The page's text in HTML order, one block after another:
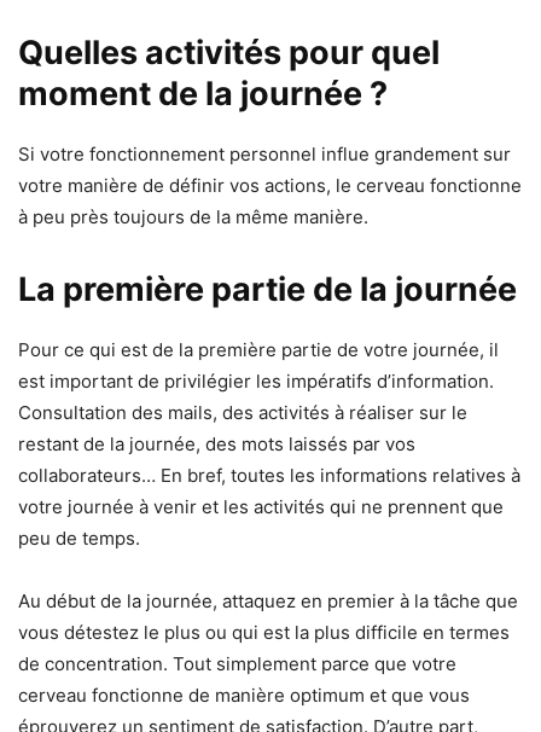
Quelles activités pour quel
moment de la journée ?
Si votre fonctionnement personnel influe grandement sur
votre manière de définir vos actions, le cerveau fonctionne
à peu près toujours de la même manière.
La première partie de la journée
Pour ce qui est de la première partie de votre journée, il
est important de privilégier les impératifs d’information.
Consultation des mails, des activités à réaliser sur le
restant de la journée, des mots laissés par vos
collaborateurs… En bref, toutes les informations relatives à
votre journée à venir et les activités qui ne prennent que
peu de temps.
Au début de la journée, attaquez en premier à la tâche que
vous détestez le plus ou qui est la plus difficile en termes
de concentration. Tout simplement parce que votre
cerveau fonctionne de manière optimum et que vous
éprouverez un sentiment de satisfaction. D’autre part,